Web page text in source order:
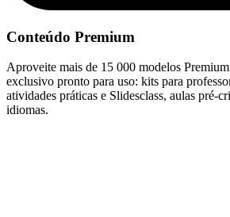
Conteúdo Premium
Aproveite mais de 15 000 modelos
exclusivo pronto para uso: kits para
atividades práticas e Slidesclass, aulas pré-
idiomas.